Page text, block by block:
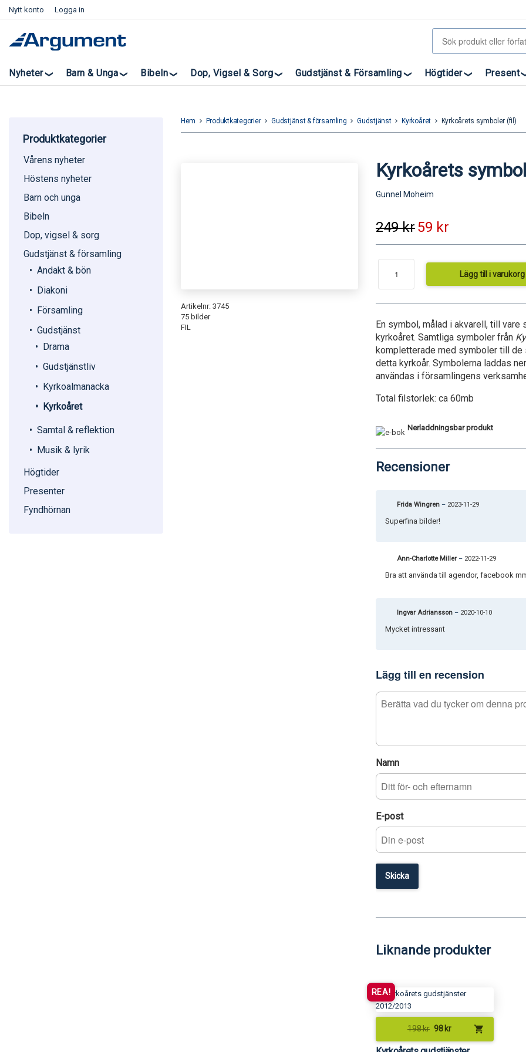
Nytt konto Logga in
Nyheter Barn & Unga Bibeln Dop, Vigsel & Sorg Gudstjänst & Församling Högtider Present
Produktkategorier
Vårens nyheter
Höstens nyheter
Barn och unga
Bibeln
Dop, vigsel & sorg
Gudstjänst & församling
Andakt & bön
Diakoni
Församling
Gudstjänst
Drama
Gudstjänstliv
Kyrkoalmanacka
Kyrkoåret
Samtal & reflektion
Musik & lyrik
Högtider
Presenter
Fyndhörnan
Hem keyboard_arrow_right Produktkategorier keyboard_arrow_right Gudstjänst & församling keyboard_arrow_right Gudstjänst keyboard_arrow_right Kyrkoåret keyboard_arrow_right Kyrkoårets symboler (fil)
Artikelnr: 3745
75 bilder
FIL
Kyrkoårets
Gunnel Moheim
249kr59 kr
Lägg till i varukorg
En symbol, målad i akvarell, till vare
kyrkoåret. Samtliga symboler från
kompletterade med symboler till de
detta kyrkoår. Symbolerna laddas
användas i församlingens
Total filstorlek: ca 60mb
Nerladdningsbar produkt
Recensioner
Frida Wingren – 2023-11-29
Superfina bilder!
Ann-Charlotte Miller– 2022-11-29
Bra att använda till agendor, facebook
Ingvar Adriansson – 2020-10-10
Mycket intressant
Lägg till en recension
Namn
E-post
Liknande produkter
REA!
198kr 98 kr shopping_cart